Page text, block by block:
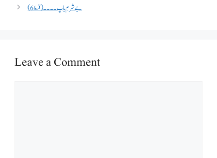
بے شرم باپ ۔۔۔۔(قسط 6)
Leave a Comment